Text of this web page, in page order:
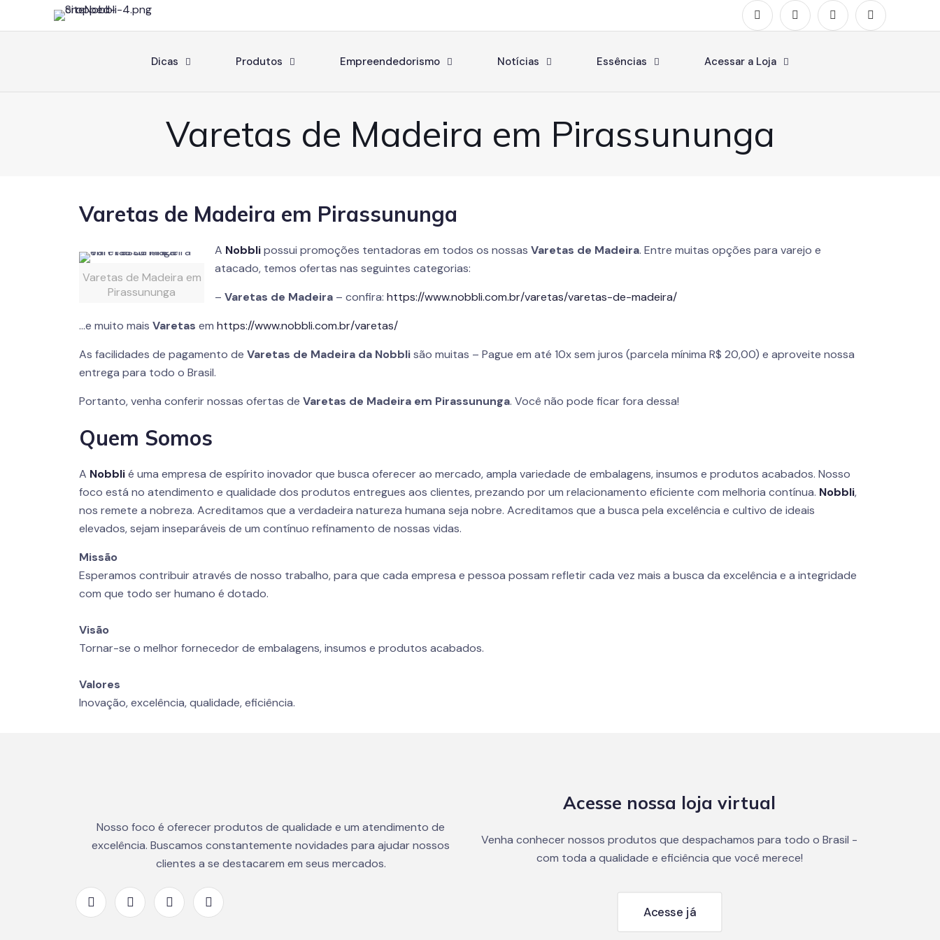
Dicas Produtos Empreendedorismo Notícias Essências Acessar a Loja
Varetas de Madeira em Pirassununga
Varetas de Madeira em Pirassununga
Varetas de Madeira em
Pirassununga
A Nobblipossui promoções tentadoras em todos os nossasVaretas de Madeira. Entre muitas opções para varejo e
atacado, temos ofertas nas seguintes categorias:
–Varetas de Madeira – confira:https://www.nobbli.com.br/varetas/varetas-de-madeira/
…e muito maisVaretas emhttps://www.nobbli.com.br/varetas/
As facilidades de pagamento deVaretas de Madeira da Nobblisão muitas – Pague em até 10x sem juros (parcela mínima R$ 20,00) e aproveite nossa
entrega para todo o Brasil.
Portanto, venha conferir nossas ofertas deVaretas de Madeira em Pirassununga. Você não pode ficar fora dessa!
Quem Somos
A Nobblié uma empresa de espírito inovador que busca oferecer ao mercado, ampla variedade de embalagens, insumos e produtos acabados. Nosso
foco está no atendimento e qualidade dos produtos entregues aos clientes, prezando por um relacionamento eficiente com melhoria contínua. Nobbli,
nos remete a nobreza. Acreditamos que a verdadeira natureza humana seja nobre. Acreditamos que a busca pela excelência e cultivo de ideais
elevados, sejam inseparáveis de um contínuo refinamento de nossas vidas.
Missão
Esperamos contribuir através de nosso trabalho, para que cada empresa e pessoa possam refletir cada vez mais a busca da excelência e a integridade
com que todo ser humano é dotado.
Visão
Tornar-se o melhor fornecedor de embalagens, insumos e produtos acabados.
Valores
Inovação, excelência, qualidade, eficiência.
Nosso foco é oferecer produtos de qualidade e um atendimento de
excelência. Buscamos constantemente novidades para ajudar nossos
clientes a se destacarem em seus mercados.
Acesse nossa loja virtual
Venha conhecer nossos produtos que despachamos para todo o Brasil -
com toda a qualidade e eficiência que você merece!
Acesse já